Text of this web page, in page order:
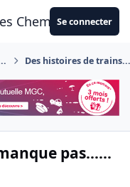
CheminotsSe connecter
Des histoires de
pas......